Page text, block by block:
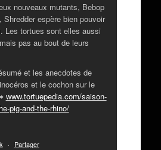
nouveaux mutants, Bebop
Shredder espère bien pouvoir
Les tortues sont elles aussi
pas au bout de leurs
et les anecdotes de
et le cochon sur le
www.tortuepedia.com/saison-
pig-and-the-rhino/
· Partager